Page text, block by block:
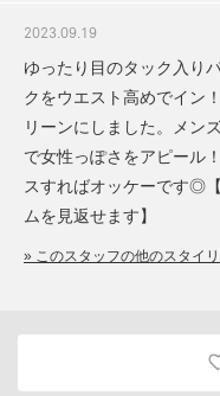
2023.09.19
ゆったり目のタック入り
クをウエスト高めでイン
リーンにしました。メン
で女性っぽさをアピール
スすればオッケーです◎
ムを見返せます】
» このスタッフの他のスタイ